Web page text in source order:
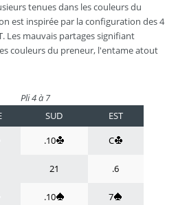
tenues dans les couleurs du
est inspirée par la configuration des 4
Les mauvais partages signifiant
couleurs du preneur, l'entame atout
Pli 4 à 7
SUD
EST
.10 C
21 .6
.10 7